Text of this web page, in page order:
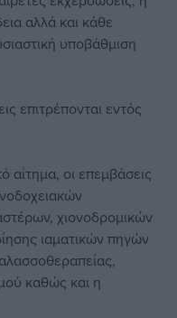
αλλά και κάθε
υποβάθμιση
επιτρέπονται εντός
αίτημα, οι επεμβάσεις
χιονοδρομικών
ιαματικών πηγών
καθώς και η